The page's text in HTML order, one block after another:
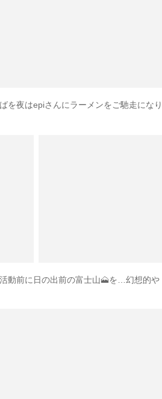
を夜はepiさんにラーメンをご馳走になり
動前に日の出前の富士山🗻を…幻想的や